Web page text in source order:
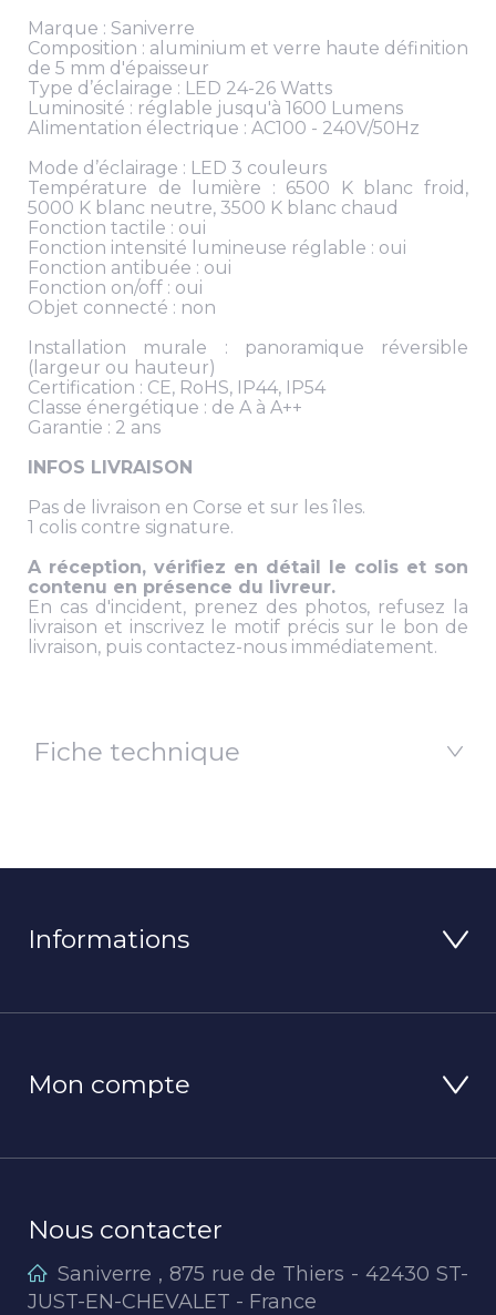
Marque : Saniverre
Composition : aluminium et verre haute définition
de 5 mm d'épaisseur
Type d’éclairage : LED 24-26 Watts
Luminosité : réglable jusqu'à 1600 Lumens
Alimentation électrique : AC100 - 240V/50Hz
Mode d’éclairage : LED 3 couleurs
Température de lumière : 6500 K blanc froid,
5000 K blanc neutre, 3500 K blanc chaud
Fonction tactile : oui
Fonction intensité lumineuse réglable : oui
Fonction antibuée : oui
Fonction on/off : oui
Objet connecté : non
Installation murale : panoramique réversible
(largeur ou hauteur)
Certification : CE, RoHS, IP44, IP54
Classe énergétique : de A à A++
Garantie : 2 ans
INFOS LIVRAISON
Pas de livraison en Corse et sur les îles.
1 colis contre signature.
A réception, vérifiez en détail le colis et son
contenu en présence du livreur.
En cas d'incident, prenez des photos, refusez la
livraison et inscrivez le motif précis sur le bon de
livraison, puis contactez-nous immédiatement.
Fiche technique
Informations
Mon compte
Nous contacter
Saniverre , 875 rue de Thiers - 42430 ST-
JUST-EN-CHEVALET - France